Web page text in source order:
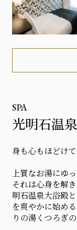
SPA
光明石温
身も心もほどけ
上質なお湯にゆ
それは心身を解
明石温泉大浴殿
を爽やかに始め
りの湯くつろぎ